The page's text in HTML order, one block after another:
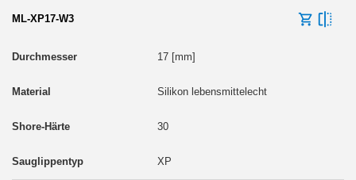
ML-XP17-W3
17 [mm]
Silikon lebensmittelecht
30
XP